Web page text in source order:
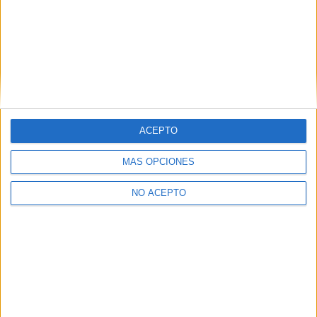
MÁS OPCIONES
NO ACEPTO
ACEPTO
Inicie sesiónoregístresepara comentar